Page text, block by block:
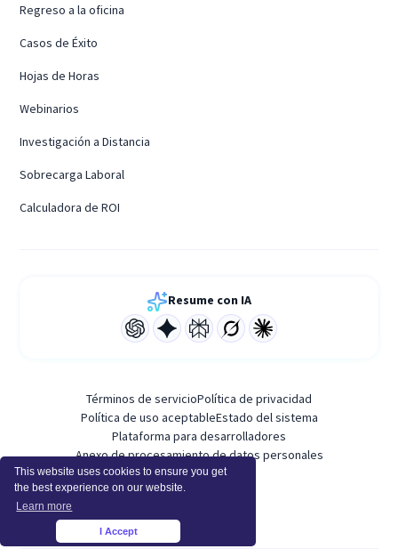
This website uses cookies to ensure you get
the best experience on our website.
Learn more
I Accept
Regreso a la oficina
Casos de Éxito
Hojas de Horas
Webinarios
Investigación a Distancia
Sobrecarga Laboral
Calculadora de ROI
Resume con IA
Términos de servicioPolítica de privacidad
Política de uso aceptableEstado del sistema
Plataforma para desarrolladores
Anexo de procesamiento de datos personales